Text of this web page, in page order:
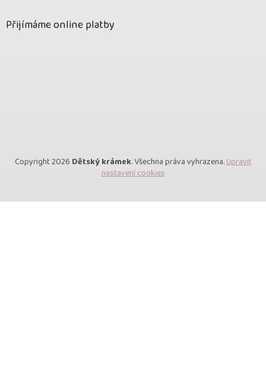
Přijímáme online platby
Copyright 2026 Dětský krámek. Všechna práva vyhrazena.Upravit
nastavení cookies